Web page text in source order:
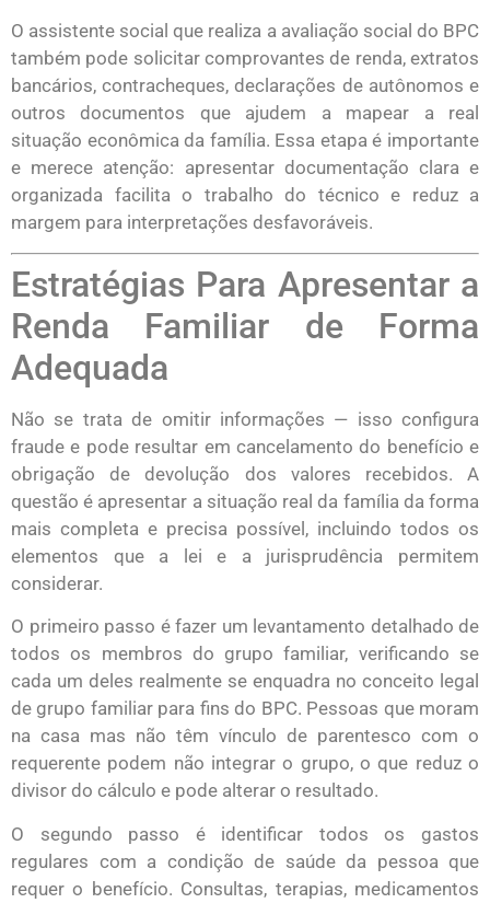
O assistente social que realiza a avaliação social do BPC
também pode solicitar comprovantes de renda, extratos
bancários, contracheques, declarações de autônomos e
outros documentos que ajudem a mapear a real
situação econômica da família. Essa etapa é importante
e merece atenção: apresentar documentação clara e
organizada facilita o trabalho do técnico e reduz a
margem para interpretações desfavoráveis.
Estratégias Para Apresentar a
Renda Familiar de Forma
Adequada
Não se trata de omitir informações — isso configura
fraude e pode resultar em cancelamento do benefício e
obrigação de devolução dos valores recebidos. A
questão é apresentar a situação real da família da forma
mais completa e precisa possível, incluindo todos os
elementos que a lei e a jurisprudência permitem
considerar.
O primeiro passo é fazer um levantamento detalhado de
todos os membros do grupo familiar, verificando se
cada um deles realmente se enquadra no conceito legal
de grupo familiar para fins do BPC. Pessoas que moram
na casa mas não têm vínculo de parentesco com o
requerente podem não integrar o grupo, o que reduz o
divisor do cálculo e pode alterar o resultado.
O segundo passo é identificar todos os gastos
regulares com a condição de saúde da pessoa que
requer o benefício. Consultas, terapias, medicamentos